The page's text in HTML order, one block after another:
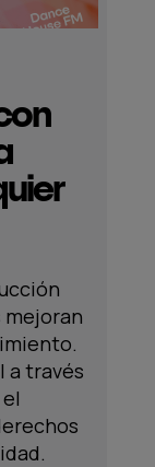
a través